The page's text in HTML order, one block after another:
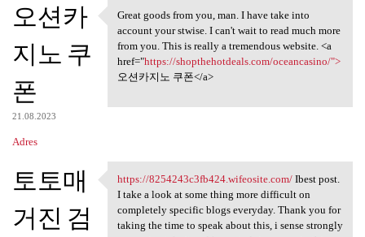
오션카
지노 쿠
폰
21.08.2023
Adres
Great goods from you, man. I
Great goods from you, man. I have take into
account your stwise. I can't wait to read much more
from you. This is really a tremendous website. <a
href="https://shopthehotdeals.com/oceancasino/">
오션카지노 쿠폰</a>
토토매
거진 검
https://8254243c3fb424
https://8254243c3fb424.wifeosite.com/Ibest post.
I take a look at some thing more difficult on
completely specific blogs everyday. Thank you for
taking the time to speak about this, i sense strongly